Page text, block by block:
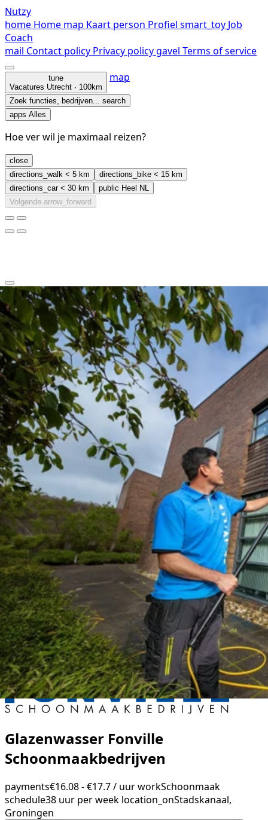
Nutzy
home Home map Kaart person Profiel smart_toy Job
Coach
mail Contact policy Privacy policygavel Terms of service
tune
Vacatures Utrecht · 100km
map
Zoek functies, bedrijven... search
apps Alles
Hoe ver wil je maximaal reizen?
close
directions_walk < 5 km directions_bike < 15 km
directions_car< 30 km public Heel NL
Volgende arrow_forward
clear arrow_back_ios_new
favorite
share
Glazenwasser Fonville
Schoonmaakbedrijven
payments€16.08 - €17.7 / uurworkSchoonmaak
schedule38 uur per week location_onStadskanaal,
Groningen